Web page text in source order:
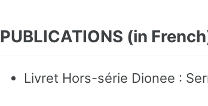
PUBLICATIONS (in
Livret Hors-série Dionee :